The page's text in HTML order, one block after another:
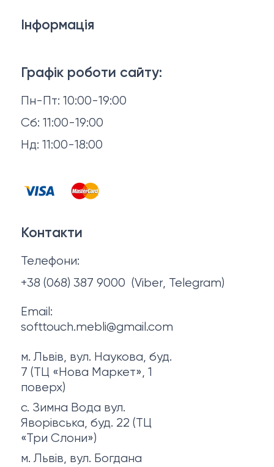
Графік роботи сайту:
Пн-Пт: 10:00-19:00
Сб: 11:00-19:00
Нд: 11:00-18:00
Матраци
Аксесуари для сну
Тумби та комоди
Інформація
Повернення й обмін
Відгуки
Контакти
Політика конфіденційності
Контакти
Телефони:
+38 (068) 387 9000 (Viber, Telegram)
Email:
softtouch.mebli@gmail.com
м. Львів, вул. Наукова, буд.
7 (ТЦ «Нова Маркет», 1
поверх)
с. Зимна Вода вул.
Яворівська, буд. 22 (ТЦ
«Три Слони»)
м. Львів, вул. Богдана